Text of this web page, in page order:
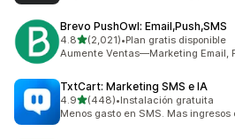
Brevo PushOwl: Email,Push,SMS
4.8de 5 estrellas
(2,021)
2021 reseñas en total
•Plan gratis disponible
Aumente Ventas—Marketing Email,
TxtCart: Marketing SMS e IA
4.9de 5 estrellas
(448)
448 reseñas en total
•Instalación gratuita
Menos gasto en SMS. Mas ingresos